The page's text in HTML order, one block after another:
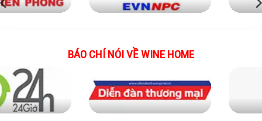
BÁO CHÍ NÓI VỀ WINE HOME